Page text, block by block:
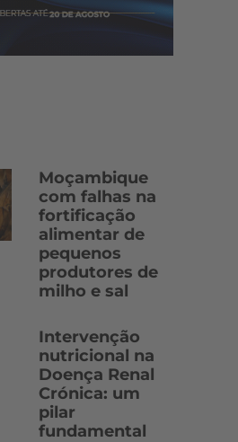
Moçambique
com falhas na
fortificação
alimentar de
pequenos
produtores de
milho e sal
Intervenção
nutricional na
Doença Renal
Crónica: um
pilar
fundamental